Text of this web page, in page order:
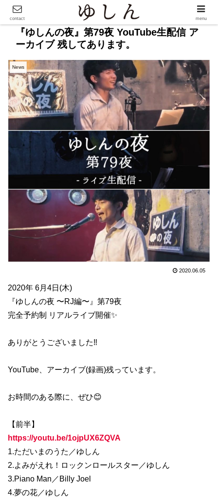
『ゆしんの夜』第79夜 YouTube生配信 ア
ーカイブ 残してあります。
News
2020.06.05
2020年 6月4日(木)
『ゆしんの夜 〜RJ編〜』第79夜
完全予約制 リアルライブ開催✨
ありがとうございました‼️
YouTube、アーカイブ(録画)残っています。
お時間のある際に、ぜひ😊
【前半】
https://youtu.be/1ojpUX6ZQVA
1.ただいまのうた／ゆしん
2.よみがえれ！ロックンロールスター／ゆしん
3.Piano Man／Billy Joel
4.夢の花／ゆしん
contact menu